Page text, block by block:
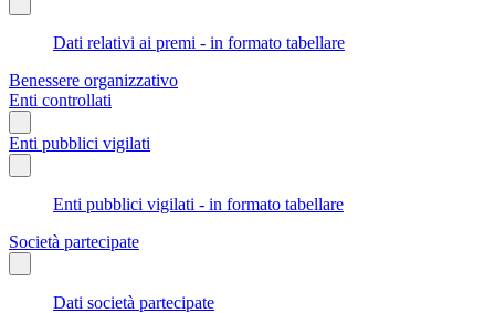
Dati relativi ai premi - in formato tabellare
Benessere organizzativo
Enti controllati
Enti pubblici vigilati
Enti pubblici vigilati - in formato tabellare
Società partecipate
Dati società partecipate